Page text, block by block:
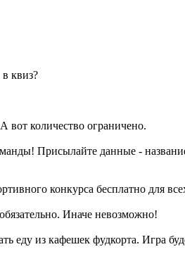
квиз?
вот количество ограничено.
Присылайте данные -
конкурса бесплатно для
Иначе невозможно!
еду из кафешек фудкорта. Игра